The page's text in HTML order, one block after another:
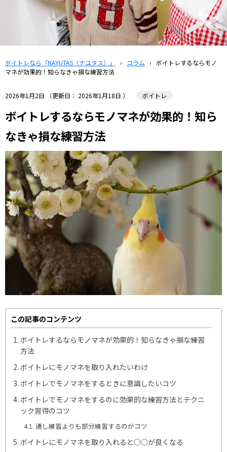
ボイトレなら「NAYUTAS（ナユタス）」 › コラム › ボイトレするならモノ
マネが効果的！知らなきゃ損な練習方法
2026年1月2日 （更新日： 2026年1月18日 ） ボイトレ
ボイトレするならモノマネが効果的！知ら
なきゃ損な練習方法
この記事のコンテンツ
ボイトレするならモノマネが効果的！知らなきゃ損な練習
方法
ボイトレにモノマネを取り入れたいわけ
ボイトレでモノマネをするときに意識したいコツ
ボイトレでモノマネをするのに効果的な練習方法とテクニ
ック習得のコツ
通し練習よりも部分練習するのがコツ
ボイトレにモノマネを取り入れると○○が良くなる